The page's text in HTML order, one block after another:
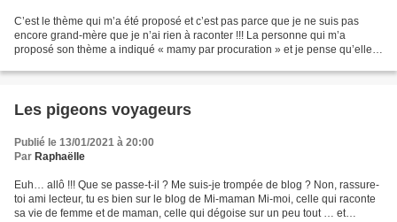
C’est le thème qui m’a été proposé et c’est pas parce que je ne suis pas
encore grand-mère que je n’ai rien à raconter !!! La personne qui m’a
proposé son thème a indiqué « mamy par procuration » et je pense qu’elle
Les pigeons voyageurs
Publié le 13/01/2021 à 20:00
Par Raphaëlle
Euh… allô !!! Que se passe-t-il ? Me suis-je trompée de blog ? Non, rassure-
toi ami lecteur, tu es bien sur le blog de Mi-maman Mi-moi, celle qui raconte
sa vie de femme et de maman, celle qui dégoise sur un peu tout … et